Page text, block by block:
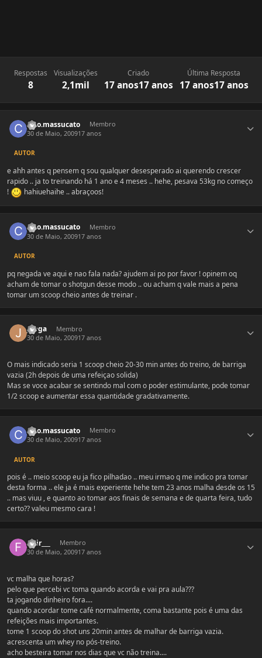
Respostas
8
Visualizações
2,1mil
Criado
17 anos17 anos
Última Resposta
17 anos17 anos
caio.massucato
Membro
30 de Maio, 200917 anos
AUTOR
e ahh antes q pensem q sou qualquer desesperado ai querendo crescer
rapido .. ja to treinando há 1 ano e 4 meses .. hehe, pesava 53kg no começo
!
hahiuehaihe .. abraçoos!
caio.massucato
Membro
30 de Maio, 200917 anos
AUTOR
pq negada ve aqui e nao fala nada? ajudem ai po por favor ! opinem oq
acham de tomar o shotgun desse modo .. ou acham q vale mais a pena
tomar um scoop cheio antes de treinar .
Jonga
Membro
30 de Maio, 200917 anos
O mais indicado seria 1 scoop cheio 20-30 min antes do treino, de barriga
vazia (2h depois de uma refeiçao solida)
Mas se voce acabar se sentindo mal com o poder estimulante, pode tomar
1/2 scoop e aumentar essa quantidade gradativamente.
caio.massucato
Membro
30 de Maio, 200917 anos
AUTOR
pois é .. meio scoop eu ja fico pilhadao .. meu irmao q me indico pra tomar
desta forma .. ele ja é mais experiente hehe tem 23 anos malha desde os 15
.. mas viuu , e quanto ao tomar aos finais de semana e de quarta feira, tudo
certo?? valeu mesmo cara !
fluir___
Membro
30 de Maio, 200917 anos
vc malha que horas?
pelo que percebi vc toma quando acorda e vai pra aula???
ta jogando dinheiro fora....
quando acordar tome café normalmente, coma bastante pois é uma das
refeições mais importantes.
tome 1 scoop do shot uns 20min antes de malhar de barriga vazia.
acrescenta um whey no pós-treino.
acho besteira tomar nos dias que vc não treina....